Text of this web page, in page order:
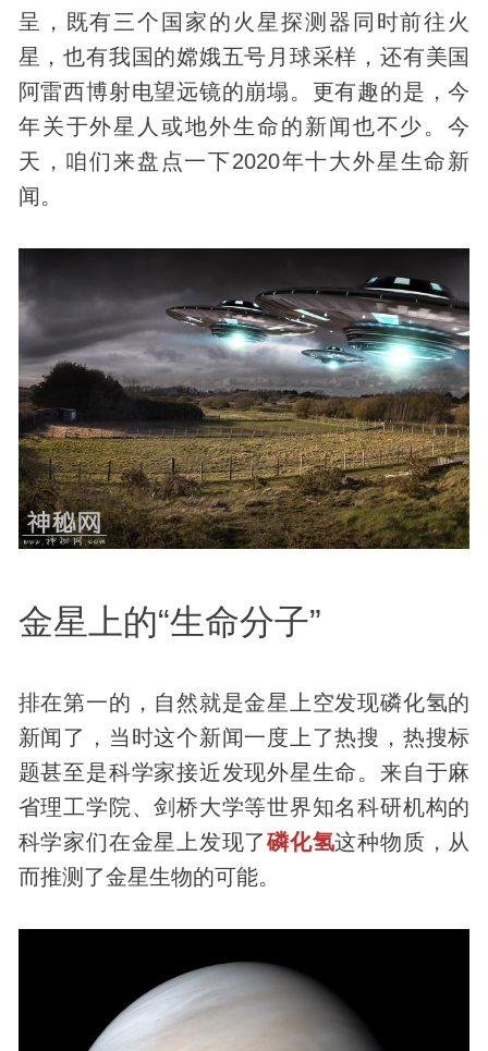
呈，既有三个国家的火星探测器同时前往火
星，也有我国的嫦娥五号月球采样，还有美国
阿雷西博射电望远镜的崩塌。更有趣的是，今
年关于外星人或地外生命的新闻也不少。今
天，咱们来盘点一下2020年十大外星生命新
闻。
金星上的“生命分子”
排在第一的，自然就是金星上空发现磷化氢的
新闻了，当时这个新闻一度上了热搜，热搜标
题甚至是科学家接近发现外星生命。来自于麻
省理工学院、剑桥大学等世界知名科研机构的
科学家们在金星上发现了磷化氢这种物质，从
而推测了金星生物的可能。